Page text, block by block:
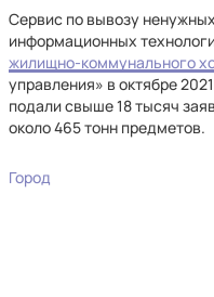
Сервис по вывозу
информационных
жилищно-коммунального
управления» в октябре
подали свыше 18 тысяч
около 465 тонн предметов.
Город